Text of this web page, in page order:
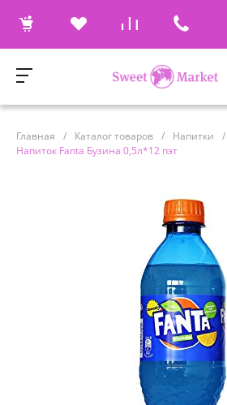
Главная / Каталог товаров / Напитки /
Напиток Fanta Бузина 0,5л*12 пэт